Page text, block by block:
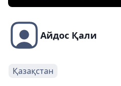
Айдос Қали
Қазақстан